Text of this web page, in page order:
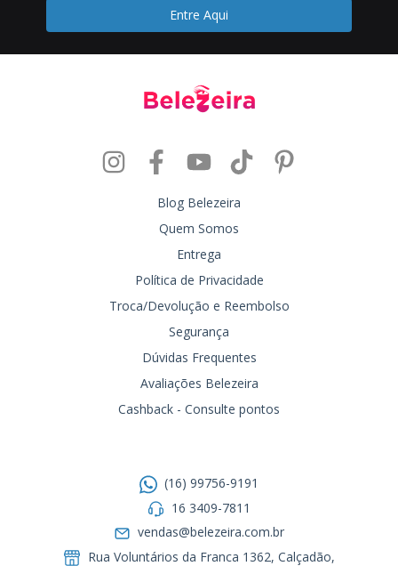
Blog Belezeira
Quem Somos
Entrega
Política de Privacidade
Troca/Devolução e Reembolso
Segurança
Dúvidas Frequentes
Avaliações Belezeira
Cashback - Consulte pontos
(16) 99756-9191
16 3409-7811
vendas@belezeira.com.br
Rua Voluntários da Franca 1362, Calçadão,